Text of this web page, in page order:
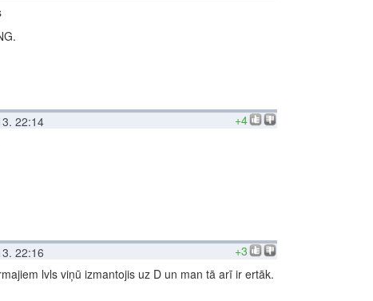
+4
22:14
+3
22:16
lvls viņū izmantojis uz D un man tā arī ir ertāk.